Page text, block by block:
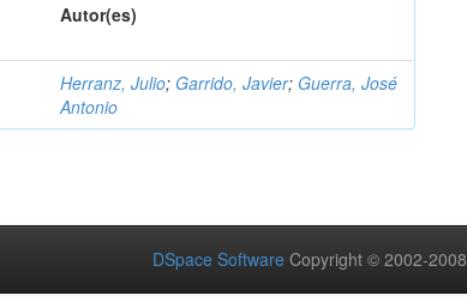
Autor(es)
Herranz, Julio; Garrido, Javier; Guerra, José
Antonio
DSpace Software Copyright © 2002-2008